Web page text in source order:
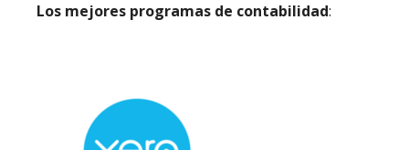
Los mejores programas de contabilidad: